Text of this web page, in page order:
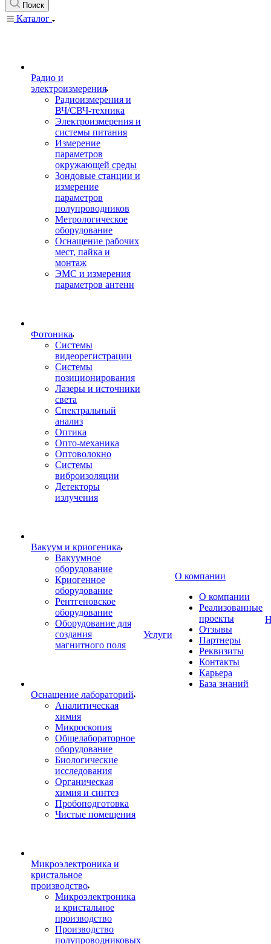
Поиск
Каталог
Радио и
электроизмерения
Радиоизмерения и
ВЧ/СВЧ-техника
Электроизмерения и
системы питания
Измерение
параметров
окружающей среды
Зондовые станции и
измерение
параметров
полупроводников
Метрологическое
оборудование
Оснащение рабочих
мест, пайка и
монтаж
ЭМС и измерения
параметров антенн
Фотоника
Cистемы
видеорегистрации
Системы
позиционирования
Лазеры и источники
света
Спектральный
анализ
Оптика
Опто-механика
Оптоволокно
Системы
виброизоляции
Детекторы
излучения
Вакуум и криогеника
Вакуумное
оборудование
Криогенное
оборудование
Рентгеновское
оборудование
Оборудование для
создания
магнитного поля
Оснащение лабораторий
Аналитическая
химия
Микроскопия
Общелабораторное
оборудование
Биологические
исследования
Органическая
химия и синтез
Пробоподготовка
Чистые помещения
Микроэлектроника и
кристальное
производство
Микроэлектроника
и кристальное
производство
Производство
полупроводниковых
Услуги
О компании
О компании
Реализованные
проекты
Отзывы
Партнеры
Реквизиты
Контакты
Карьера
База знаний